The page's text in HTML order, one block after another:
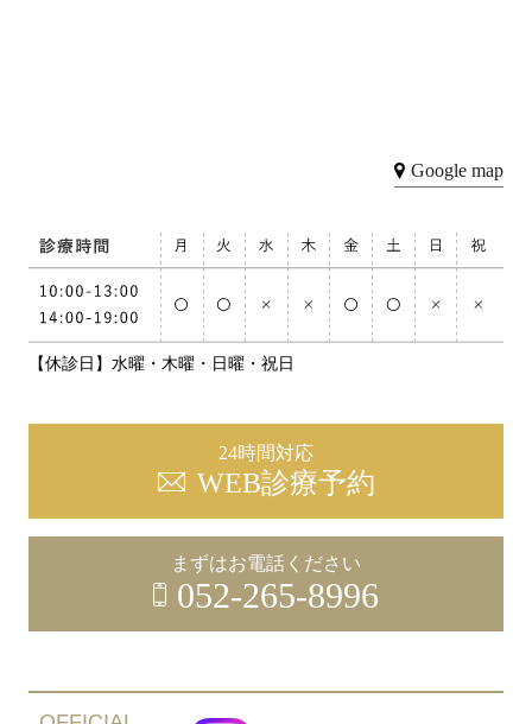
Google map
【休診日】水曜・木曜・日曜・祝日
24時間対応
WEB診療予約
まずはお電話ください
052-265-8996